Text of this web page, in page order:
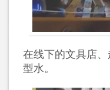
在线下的文具店
型水。